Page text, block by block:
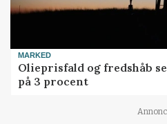
MARKED
Olieprisfald og fredshåb
på 3 procent